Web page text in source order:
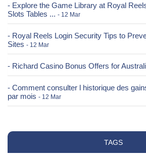
- Explore the Game Library at Royal
Slots Tables ... - 12 Mar
- Royal Reels Login Security Tips to
Sites - 12 Mar
- Richard Casino Bonus Offers for
- Comment consulter l historique des
par mois - 12 Mar
TAGS